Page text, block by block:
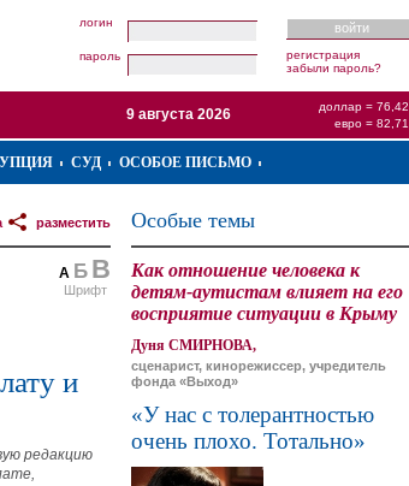
логин
пароль
регистрация
забыли пароль?
доллар = 76,42
евро = 82,71
9 августа 2026
СУД ОСОБОЕ ПИСЬМО
разместить
А Б В
Шрифт
и
редакцию
Особые темы
Как отношение человека к
детям-аутистам влияет на его
восприятие ситуации в Крыму
Дуня СМИРНОВА,
сценарист, кинорежиссер, учредитель
фонда «Выход»
«У нас с толерантностью
очень плохо. Тотально»